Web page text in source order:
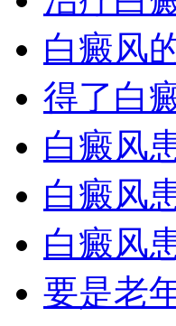
白癜风
得了白
白癜风
白癜风
白癜风
要是老